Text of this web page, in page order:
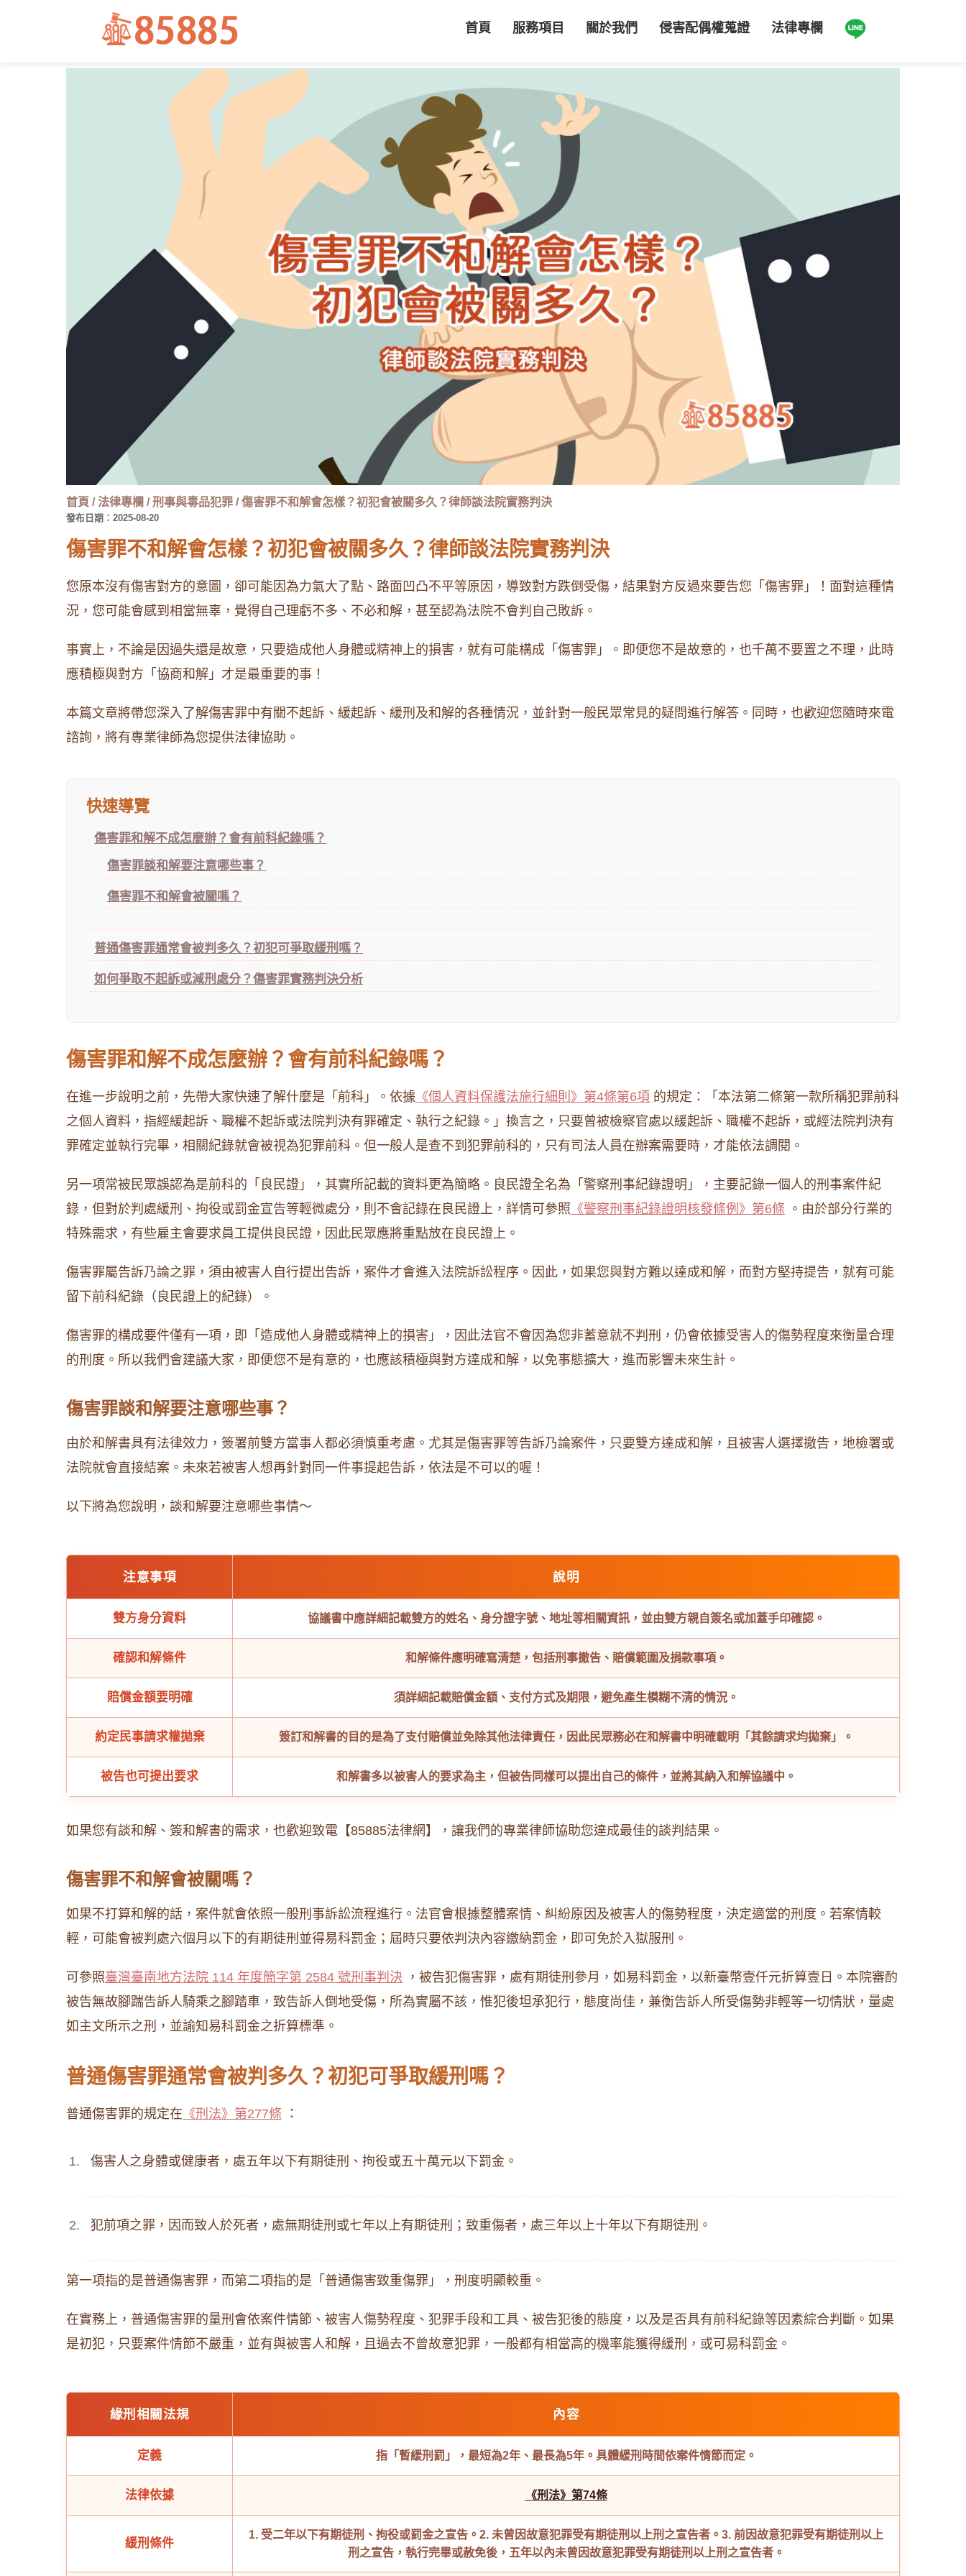
首頁 服務項目 關於我們 侵害配偶權蒐證 法律專欄
首頁 /法律專欄 /刑事與毒品犯罪 /傷害罪不和解會怎樣？初犯會被關多久？律師談法院實務判決
發布日期：2025-08-20
傷害罪不和解會怎樣？初犯會被關多久？律師談法院實務判決
您原本沒有傷害對方的意圖，卻可能因為力氣大了點、路面凹凸不平等原因，導致對方跌倒受傷，結果對方反過來要告您「傷害罪」！面對這種情
況，您可能會感到相當無辜，覺得自己理虧不多、不必和解，甚至認為法院不會判自己敗訴。
事實上，不論是因過失還是故意，只要造成他人身體或精神上的損害，就有可能構成「傷害罪」。即便您不是故意的，也千萬不要置之不理，此時
應積極與對方「協商和解」才是最重要的事！
本篇文章將帶您深入了解傷害罪中有關不起訴、緩起訴、緩刑及和解的各種情況，並針對一般民眾常見的疑問進行解答。同時，也歡迎您隨時來電
諮詢，將有專業律師為您提供法律協助。
快速導覽
傷害罪和解不成怎麼辦？會有前科紀錄嗎？
傷害罪談和解要注意哪些事？
傷害罪不和解會被關嗎？
普通傷害罪通常會被判多久？初犯可爭取緩刑嗎？
如何爭取不起訴或減刑處分？傷害罪實務判決分析
傷害罪和解不成怎麼辦？會有前科紀錄嗎？
在進一步說明之前，先帶大家快速了解什麼是「前科」。依據 《個人資料保護法施行細則》第4條第6項 的規定：「本法第二條第一款所稱犯罪前科
之個人資料，指經緩起訴、職權不起訴或法院判決有罪確定、執行之紀錄。」換言之，只要曾被檢察官處以緩起訴、職權不起訴，或經法院判決有
罪確定並執行完畢，相關紀錄就會被視為犯罪前科。但一般人是查不到犯罪前科的，只有司法人員在辦案需要時，才能依法調閱。
另一項常被民眾誤認為是前科的「良民證」，其實所記載的資料更為簡略。良民證全名為「警察刑事紀錄證明」，主要記錄一個人的刑事案件紀
錄，但對於判處緩刑、拘役或罰金宣告等輕微處分，則不會記錄在良民證上，詳情可參照 《警察刑事紀錄證明核發條例》第6條 。由於部分行業的
特殊需求，有些雇主會要求員工提供良民證，因此民眾應將重點放在良民證上。
傷害罪屬告訴乃論之罪，須由被害人自行提出告訴，案件才會進入法院訴訟程序。因此，如果您與對方難以達成和解，而對方堅持提告，就有可能
留下前科紀錄（良民證上的紀錄）。
傷害罪的構成要件僅有一項，即「造成他人身體或精神上的損害」，因此法官不會因為您非蓄意就不判刑，仍會依據受害人的傷勢程度來衡量合理
的刑度。所以我們會建議大家，即便您不是有意的，也應該積極與對方達成和解，以免事態擴大，進而影響未來生計。
傷害罪談和解要注意哪些事？
由於和解書具有法律效力，簽署前雙方當事人都必須慎重考慮。尤其是傷害罪等告訴乃論案件，只要雙方達成和解，且被害人選擇撤告，地檢署或
法院就會直接結案。未來若被害人想再針對同一件事提起告訴，依法是不可以的喔！
以下將為您說明，談和解要注意哪些事情～
注意事項 說明
雙方身分資料 協議書中應詳細記載雙方的姓名、身分證字號、地址等相關資訊，並由雙方親自簽名或加蓋手印確認。
確認和解條件 和解條件應明確寫清楚，包括刑事撤告、賠償範圍及捐款事項。
賠償金額要明確 須詳細記載賠償金額、支付方式及期限，避免產生模糊不清的情況。
約定民事請求權拋棄 簽訂和解書的目的是為了支付賠償並免除其他法律責任，因此民眾務必在和解書中明確載明「其餘請求均拋棄」。
被告也可提出要求 和解書多以被害人的要求為主，但被告同樣可以提出自己的條件，並將其納入和解協議中。
如果您有談和解、簽和解書的需求，也歡迎致電【85885法律網】，讓我們的專業律師協助您達成最佳的談判結果。
傷害罪不和解會被關嗎？
如果不打算和解的話，案件就會依照一般刑事訴訟流程進行。法官會根據整體案情、糾紛原因及被害人的傷勢程度，決定適當的刑度。若案情較
輕，可能會被判處六個月以下的有期徒刑並得易科罰金；屆時只要依判決內容繳納罰金，即可免於入獄服刑。
可參照臺灣臺南地方法院 114 年度簡字第 2584 號刑事判決 ，被告犯傷害罪，處有期徒刑參月，如易科罰金，以新臺幣壹仟元折算壹日。本院審酌
被告無故腳踹告訴人騎乘之腳踏車，致告訴人倒地受傷，所為實屬不該，惟犯後坦承犯行，態度尚佳，兼衡告訴人所受傷勢非輕等一切情狀，量處
如主文所示之刑，並諭知易科罰金之折算標準。
普通傷害罪通常會被判多久？初犯可爭取緩刑嗎？
普通傷害罪的規定在 《刑法》第277條 ：
傷害人之身體或健康者，處五年以下有期徒刑、拘役或五十萬元以下罰金。
犯前項之罪，因而致人於死者，處無期徒刑或七年以上有期徒刑；致重傷者，處三年以上十年以下有期徒刑。
第一項指的是普通傷害罪，而第二項指的是「普通傷害致重傷罪」，刑度明顯較重。
在實務上，普通傷害罪的量刑會依案件情節、被害人傷勢程度、犯罪手段和工具、被告犯後的態度，以及是否具有前科紀錄等因素綜合判斷。如果
是初犯，只要案件情節不嚴重，並有與被害人和解，且過去不曾故意犯罪，一般都有相當高的機率能獲得緩刑，或可易科罰金。
緣刑相關法規 內容
定義 指「暫緩刑罰」，最短為2年、最長為5年。具體緩刑時間依案件情節而定。
法律依據 《刑法》第74條
緩刑條件
1. 受二年以下有期徒刑、拘役或罰金之宣告。 2. 未曾因故意犯罪受有期徒刑以上刑之宣告者。 3. 前因故意犯罪受有期徒刑以上
刑之宣告，執行完畢或赦免後，五年以內未曾因故意犯罪受有期徒刑以上刑之宣告者。